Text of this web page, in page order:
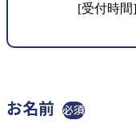
[受付時間
お名前 必須